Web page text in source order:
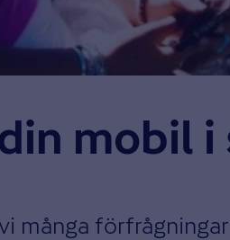
mobil i
många